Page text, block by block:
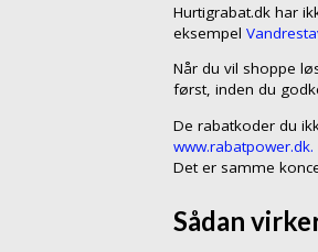
Hurtigrabat.dk har
eksempel
Når du vil shoppe
først, inden du
De rabatkoder du
www.rabatpower.dk.
Det er samme
Sådan